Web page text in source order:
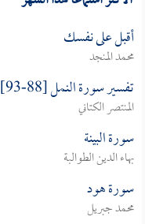
أقبل على نفسك
محمد المنجد
تفسير سورة النمل [88-93]
المنتصر الكتاني
سورة البينة
بهاء الدين الطوالبة
سورة هود
محمد جبريل